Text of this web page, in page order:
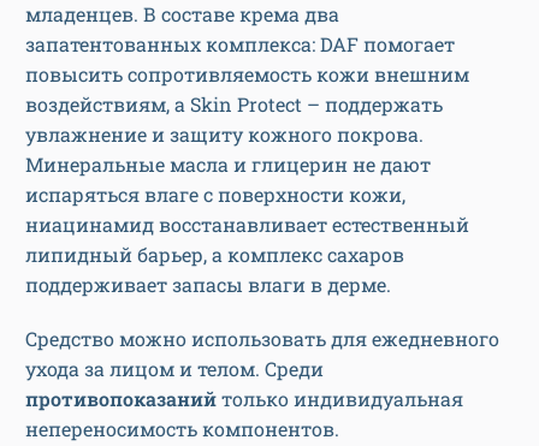
младенцев. В составе крема два
запатентованных комплекса: DAF помогает
повысить сопротивляемость кожи внешним
воздействиям, а Skin Protect – поддержать
увлажнение и защиту кожного покрова.
Минеральные масла и глицерин не дают
испаряться влаге с поверхности кожи,
ниацинамид восстанавливает естественный
липидный барьер, а комплекс сахаров
поддерживает запасы влаги в дерме.
Средство можно использовать для ежедневного
ухода за лицом и телом. Среди
противопоказанийтолько индивидуальная
непереносимость компонентов.